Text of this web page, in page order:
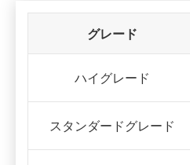
グレード
ハイグレード
スタンダードグレード